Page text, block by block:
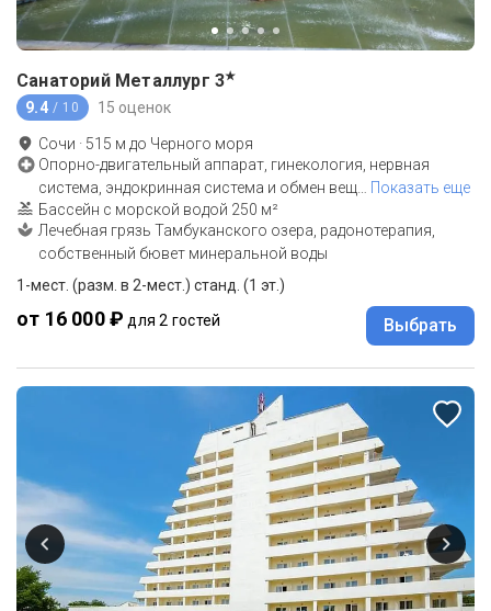
Санаторий Металлург 3★
9.4 / 10 15 оценок
Сочи · 515 м до Черного моря
Опорно-двигательный аппарат, гинекология, нервная
система, эндокринная система и обмен вещ… Показать еще
Бассейн с морской водой 250 м²
Лечебная грязь Тамбуканского озера, радонотерапия,
собственный бювет минеральной воды
1-мест. (разм. в 2-мест.) станд. (1 эт.)
от 16 000 ₽ для 2 гостей Выбрать